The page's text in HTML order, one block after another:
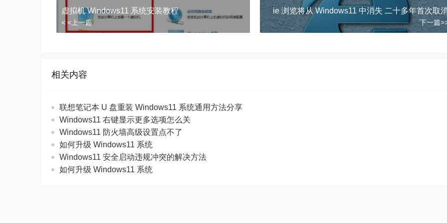
虚拟机 Windows11 系统安装教程
< <上一篇
ie 浏览将从 Windows11 中消失 二十多年首次取
下一篇
相关内容
联想笔记本 U 盘重装 Windows11 系统通用方法分享
Windows11 右键显示更多选项怎么关
Windows11 防火墙高级设置点不了
如何升级 Windows11 系统
Windows11 安全启动违规冲突的解决方法
如何升级 Windows11 系统